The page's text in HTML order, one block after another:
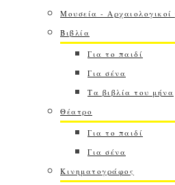
Μουσεία - Αρχαιολογικοί
Βιβλία
Για το παιδί
Για σένα
Τα βιβλία του μήνα
Θέατρο
Για το παιδί
Για σένα
Κινηματογράφος